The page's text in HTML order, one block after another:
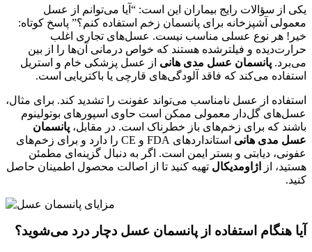
یکی از سؤالات رایج بیماران این است: “آیا می‌توانم از عسل
معمولی آشپزخانه برای پانسمان زخم استفاده کنم؟” پاسخ کوتاه:
خیر! هر نوع عسلی مناسب نیست. عسل‌های تجاری اغلب
حرارت‌دیده و فیلترشده هستند که خواص درمانی آن‌ها را از بین
می‌برد. پانسمان عسل مدی هانی از عسل پزشکی خام و استریل
استفاده می‌کند که فاقد آلودگی‌های قارچی یا باکتریایی است.
استفاده از عسل نامناسب می‌تواند عفونت را تشدید کند. برای مثال،
عسل‌های گل‌دار معمولی ممکن است حاوی اسپورهای بوتولینوم
باشند که برای زخم‌های باز خطرناک است. در مقابل، پانسمان
عسل مدی هانی
استانداردهای FDA و CE را دارد و برای زخم‌های
عفونی، دیابتی و بستر ایمن است. اگر به دنبال گزینه‌ای مطمئن
هستید، از
اژاومدیکال تهیه کنید تا از اصالت محصول اطمینان حاصل
کنید.
آیا هنگام استفاده از پانسمان عسل دچار درد می‌شوید؟